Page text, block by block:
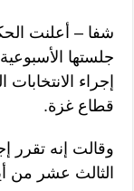
شفا – أعلنت
جلستها
إجراء
قطاع غزة.
وقالت إنه تقرر
الثالث عشر من